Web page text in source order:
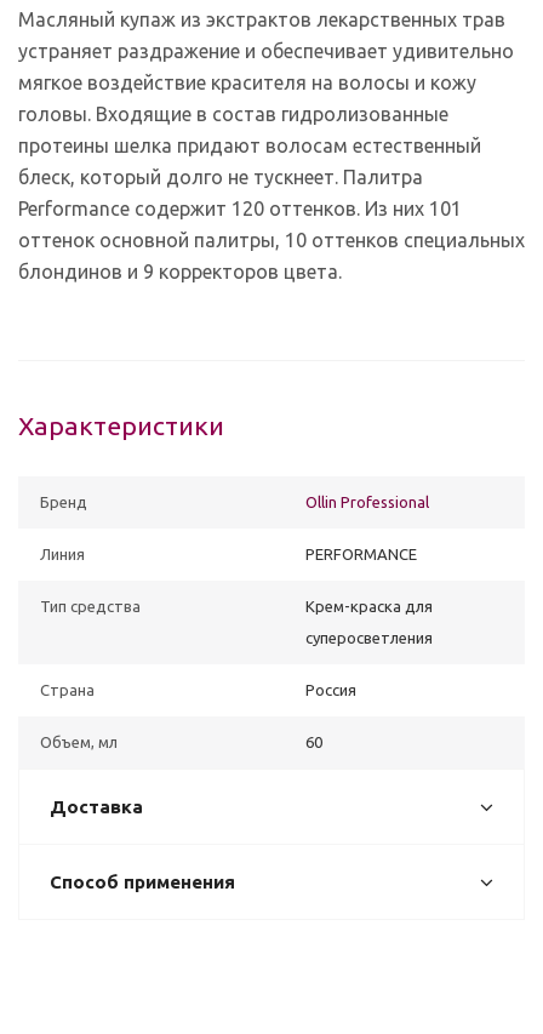
Масляный купаж из экстрактов лекарственных трав
устраняет раздражение и обеспечивает удивительно
мягкое воздействие красителя на волосы и кожу
головы. Входящие в состав гидролизованные
протеины шелка придают волосам естественный
блеск, который долго не тускнеет. Палитра
Performance содержит 120 оттенков. Из них 101
оттенок основной палитры, 10 оттенков специальных
блондинов и 9 корректоров цвета.
Характеристики
Бренд Ollin Professional
Линия PERFORMANCE
Тип средства
Крем-краска для
суперосветления
Страна Россия
Объем, мл 60
Доставка
Способ применения